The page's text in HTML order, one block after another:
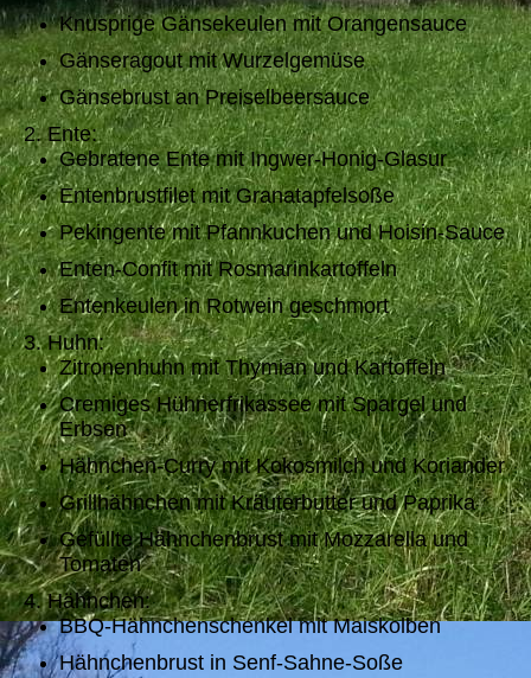
Knusprige Gänsekeulen mit Orangensauce
Gänseragout mit Wurzelgemüse
Gänsebrust an Preiselbeersauce
2. Ente:
Gebratene Ente mit Ingwer-Honig-Glasur
Entenbrustfilet mit Granatapfelsoße
Pekingente mit Pfannkuchen und Hoisin-Sauce
Enten-Confit mit Rosmarinkartoffeln
Entenkeulen in Rotwein geschmort
3. Huhn:
Zitronenhuhn mit Thymian und Kartoffeln
Cremiges Hühnerfrikassee mit Spargel und
Erbsen
Hähnchen-Curry mit Kokosmilch und Koriander
Grillhähnchen mit Kräuterbutter und Paprika
Gefüllte Hähnchenbrust mit Mozzarella und
Tomaten
4. Hähnchen:
BBQ-Hähnchenschenkel mit Maiskolben
Hähnchenbrust in Senf-Sahne-Soße